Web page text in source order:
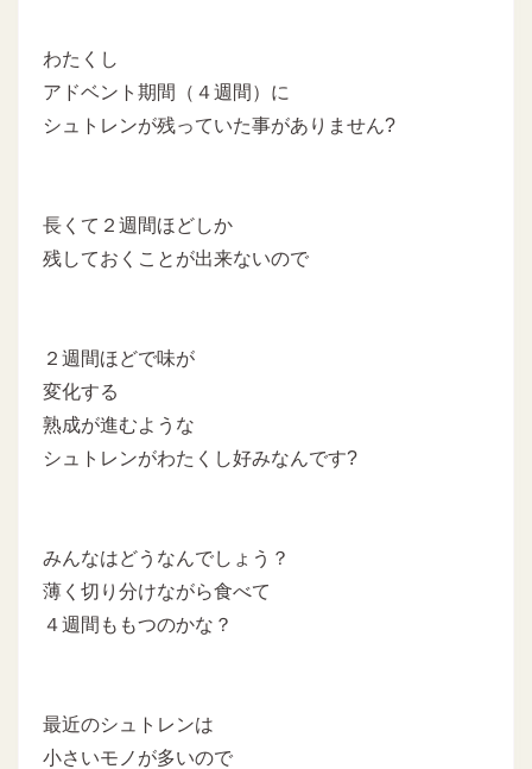
わたくし
アドベント期間（４週間）に
シュトレンが残っていた事がありません?
長くて２週間ほどしか
残しておくことが出来ないので
２週間ほどで味が
変化する
熟成が進むような
シュトレンがわたくし好みなんです?
みんなはどうなんでしょう？
薄く切り分けながら食べて
４週間ももつのかな？
最近のシュトレンは
小さいモノが多いので